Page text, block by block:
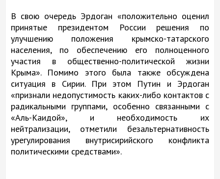
В свою очередь Эрдоган «положительно оценил
принятые президентом России решения по
улучшению положения крымско-татарского
населения, по обеспечению его полноценного
участия в общественно-политической жизни
Крыма». Помимо этого была также обсуждена
ситуация в Сирии. При этом Путин и Эрдоган
«признали недопустимость каких-либо контактов с
радикальными группами, особенно связанными с
«Аль-Каидой», и необходимость их
нейтрализации, отметили безальтернативность
урегулирования внутрисирийского конфликта
политическими средствами».